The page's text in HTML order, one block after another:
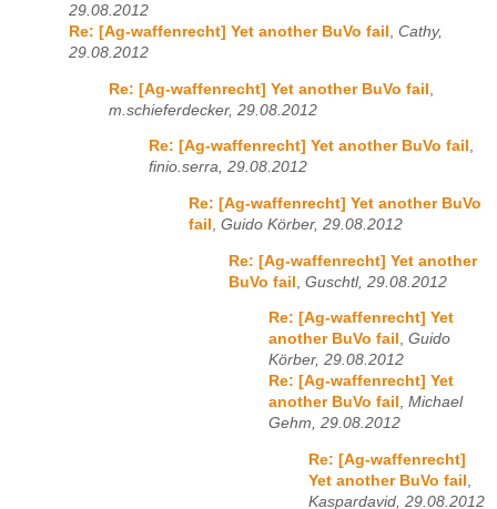
29.08.2012
Re: [Ag-waffenrecht] Yet another BuVo fail , Cathy,
29.08.2012
Re: [Ag-waffenrecht] Yet another BuVo fail
m.schieferdecker, 29.08.2012
Re: [Ag-waffenrecht] Yet another BuVo fail ,
finio.serra, 29.08.2012
Re: [Ag-waffenrecht] Yet another BuVo
fail
Guido Körber, 29.08.2012
Re: [Ag-waffenrecht] Yet another
BuVo fail Guschtl, 29.08.2012
Re: [Ag-waffenrecht] Yet
another BuVo fail , Guido
Körber, 29.08.2012
Re: [Ag-waffenrecht] Yet
another BuVo fail , Michael
Gehm, 29.08.2012
Re: [Ag-waffenrecht]
Yet another BuVo fail
Kaspardavid, 29.08.2012